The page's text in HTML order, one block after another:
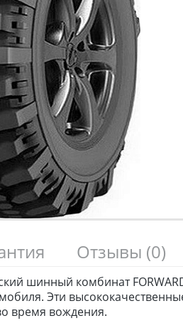
Отзывы (0)
шинный комбинат
Эти
время вождения.